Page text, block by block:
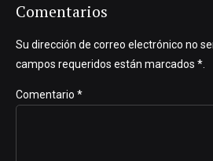
Comentarios
Su dirección de correo electrónico no
campos requeridos están marcados *.
Comentario *